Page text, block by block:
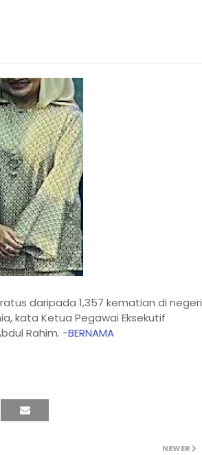
daripada 1,357 kematian di negeri
kata Ketua Pegawai Eksekutif
Rahim. -BERNAMA
NEWER